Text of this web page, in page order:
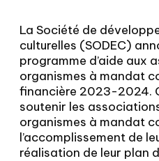
La Société de
culturelles (SODEC)
programme d’aide aux
organismes à mandat
financière 2023-2024.
soutenir les
organismes à mandat
l’accomplissement de
réalisation de leur plan